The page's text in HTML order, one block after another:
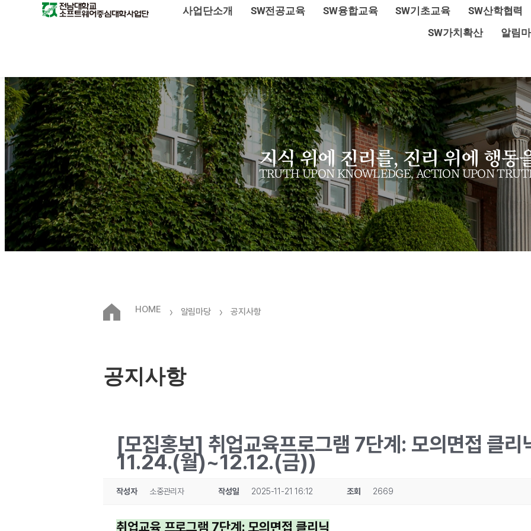
사업단소개 SW전공교육 SW융합교육 SW기초교육
SW산학협력
SW가치확산
알림
지식 위에 진리를, 진리 위에 행동
TRUTH UPON KNOWLEDGE, ACTION UPON
HOME › 알림마당 › 공지사항
공지사항
[모집홍보] 취업교육프로그램 7단계: 모의면접 클리
11.24.(월)~12.12.(금))
작성자 소중관리자 작성일 2025-11-21 16:12 조회 2669
취업교육 프로그램 7단계: 모의면접 클리닉